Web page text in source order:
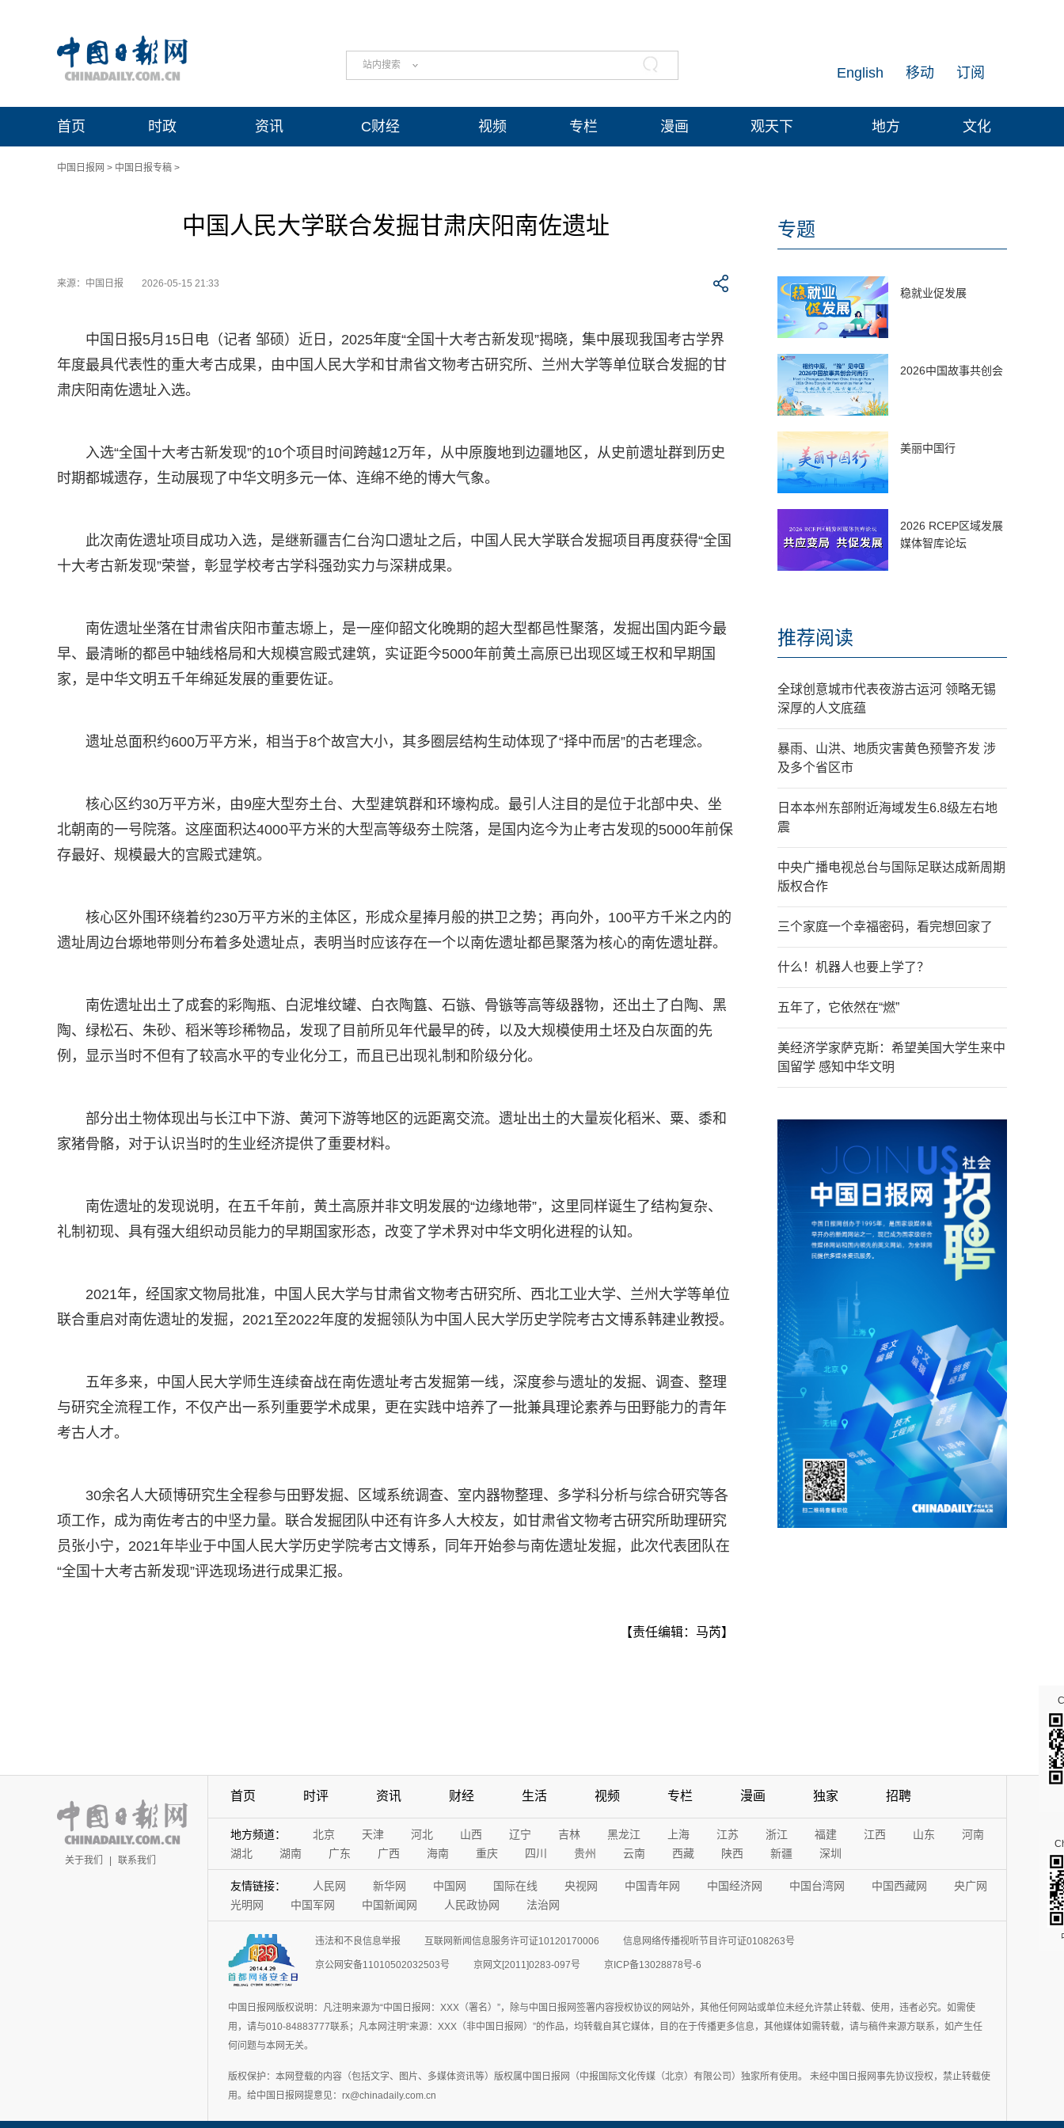
站内搜索 订阅
移动
English
首页 时政 资讯 C财经 视频 专栏 漫画 观天下 地方 文化
中国日报网 > 中国日报专稿 >
中国人民大学联合发掘甘肃庆阳南佐遗址
来源：中国日报 2026-05-15 21:33
中国日报5月15日电（记者 邹硕）近日，2025年度“全国十大考古新发现”揭晓，集中展现我国考古学界
年度最具代表性的重大考古成果，由中国人民大学和甘肃省文物考古研究所、兰州大学等单位联合发掘的甘
肃庆阳南佐遗址入选。
入选“全国十大考古新发现”的10个项目时间跨越12万年，从中原腹地到边疆地区，从史前遗址群到历史
时期都城遗存，生动展现了中华文明多元一体、连绵不绝的博大气象。
此次南佐遗址项目成功入选，是继新疆吉仁台沟口遗址之后，中国人民大学联合发掘项目再度获得“全国
十大考古新发现”荣誉，彰显学校考古学科强劲实力与深耕成果。
南佐遗址坐落在甘肃省庆阳市董志塬上，是一座仰韶文化晚期的超大型都邑性聚落，发掘出国内距今最
早、最清晰的都邑中轴线格局和大规模宫殿式建筑，实证距今5000年前黄土高原已出现区域王权和早期国
家，是中华文明五千年绵延发展的重要佐证。
遗址总面积约600万平方米，相当于8个故宫大小，其多圈层结构生动体现了“择中而居”的古老理念。
核心区约30万平方米，由9座大型夯土台、大型建筑群和环壕构成。最引人注目的是位于北部中央、坐
北朝南的一号院落。这座面积达4000平方米的大型高等级夯土院落，是国内迄今为止考古发现的5000年前保
存最好、规模最大的宫殿式建筑。
核心区外围环绕着约230万平方米的主体区，形成众星捧月般的拱卫之势；再向外，100平方千米之内的
遗址周边台塬地带则分布着多处遗址点，表明当时应该存在一个以南佐遗址都邑聚落为核心的南佐遗址群。
南佐遗址出土了成套的彩陶瓶、白泥堆纹罐、白衣陶簋、石镞、骨镞等高等级器物，还出土了白陶、黑
陶、绿松石、朱砂、稻米等珍稀物品，发现了目前所见年代最早的砖，以及大规模使用土坯及白灰面的先
例，显示当时不但有了较高水平的专业化分工，而且已出现礼制和阶级分化。
部分出土物体现出与长江中下游、黄河下游等地区的远距离交流。遗址出土的大量炭化稻米、粟、黍和
家猪骨骼，对于认识当时的生业经济提供了重要材料。
南佐遗址的发现说明，在五千年前，黄土高原并非文明发展的“边缘地带”，这里同样诞生了结构复杂、
礼制初现、具有强大组织动员能力的早期国家形态，改变了学术界对中华文明化进程的认知。
2021年，经国家文物局批准，中国人民大学与甘肃省文物考古研究所、西北工业大学、兰州大学等单位
联合重启对南佐遗址的发掘，2021至2022年度的发掘领队为中国人民大学历史学院考古文博系韩建业教授。
五年多来，中国人民大学师生连续奋战在南佐遗址考古发掘第一线，深度参与遗址的发掘、调查、整理
与研究全流程工作，不仅产出一系列重要学术成果，更在实践中培养了一批兼具理论素养与田野能力的青年
考古人才。
30余名人大硕博研究生全程参与田野发掘、区域系统调查、室内器物整理、多学科分析与综合研究等各
项工作，成为南佐考古的中坚力量。联合发掘团队中还有许多人大校友，如甘肃省文物考古研究所助理研究
员张小宁，2021年毕业于中国人民大学历史学院考古文博系，同年开始参与南佐遗址发掘，此次代表团队在
“全国十大考古新发现”评选现场进行成果汇报。
【责任编辑：马芮】
专题
稳就业促发展
2026中国故事共创会
美丽中国行
2026 RCEP区域发展
媒体智库论坛
推荐阅读
全球创意城市代表夜游古运河 领略无锡
深厚的人文底蕴
暴雨、山洪、地质灾害黄色预警齐发 涉
及多个省区市
日本本州东部附近海域发生6.8级左右地
震
中央广播电视总台与国际足联达成新周期
版权合作
三个家庭一个幸福密码，看完想回家了
什么！机器人也要上学了？
五年了，它依然在“燃”
美经济学家萨克斯：希望美国大学生来中
国留学 感知中华文明
关于我们 | 联系我们
首页 时评 资讯 财经 生活 视频 专栏 漫画 独家 招聘
地方频道： 北京 天津 河北 山西 辽宁 吉林 黑龙江 上海 江苏 浙江 福建 江西 山东
河南
湖北
湖南 广东 广西 海南 重庆 四川 贵州 云南 西藏 陕西 新疆 深圳
友情链接： 人民网 新华网 中国网 国际在线 央视网 中国青年网 中国经济网 中国台湾网 中国西藏网
央广网
光明网
中国军网 中国新闻网 人民政协网 法治网
违法和不良信息举报 互联网新闻信息服务许可证10120170006 信息网络传播视听节目许可证0108263号
京公网安备11010502032503号 京网文[2011]0283-097号 京ICP备13028878号-6
中国日报网版权说明：凡注明来源为“中国日报网：XXX（署名）”，除与中国日报网签署内容授权协议的网站外，其他任何网站或单位未经允许禁止转载、使用，违者必究。如需使
用，请与010-84883777联系；凡本网注明“来源：XXX（非中国日报网）”的作品，均转载自其它媒体，目的在于传播更多信息，其他媒体如需转载，请与稿件来源方联系，如产生任
何问题与本网无关。
版权保护：本网登载的内容（包括文字、图片、多媒体资讯等）版权属中国日报网（中报国际文化传媒（北京）有限公司）独家所有使用。 未经中国日报网事先协议授权，禁止转载使
用。给中国日报网提意见：rx@chinadaily.com.cn